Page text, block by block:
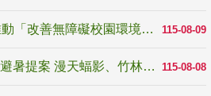
115-08-09
國教署補助22縣市積極推動「改善無障礙校園環境計畫」 打造友善、安全、無礙學習空間
115-08-08
青年壯遊點精選夏夜限定避暑提案 漫天蝠影、竹林尋蛙、茶香夜觀 邀青年暮色出發